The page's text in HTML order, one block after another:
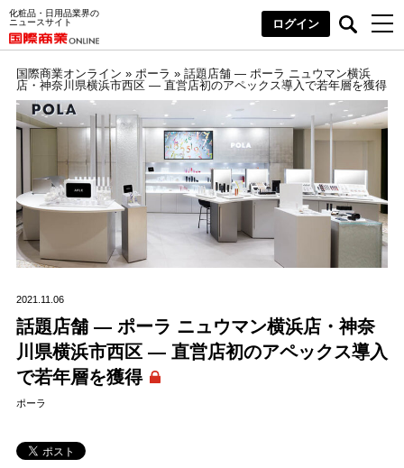
化粧品・日用品業界の
ニュースサイト
ログイン
国際商業オンライン » ポーラ » 話題店舗 ― ポーラ ニュウマン横浜
店・神奈川県横浜市西区 ― 直営店初のアペックス導入で若年層を獲得
2021.11.06
話題店舗 ― ポーラ ニュウマン横浜店・神奈
川県横浜市西区 ― 直営店初のアペックス導入
で若年層を獲得
ポーラ